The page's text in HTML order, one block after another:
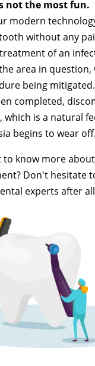
not the most fun.
modern
without any
of an
area in question,
being
completed,
which is a natural
begins to wear off.
to know more
Don't hesitate
experts after